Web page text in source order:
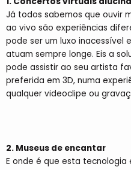
Já todos sabemos que ouvir
ao vivo são experiências
pode ser um luxo inacessível
atuam sempre longe. Eis a
pode assistir ao seu artista
preferida em 3D, numa
qualquer videoclipe ou
2. Museus de encantar
E onde é que esta tecnologia